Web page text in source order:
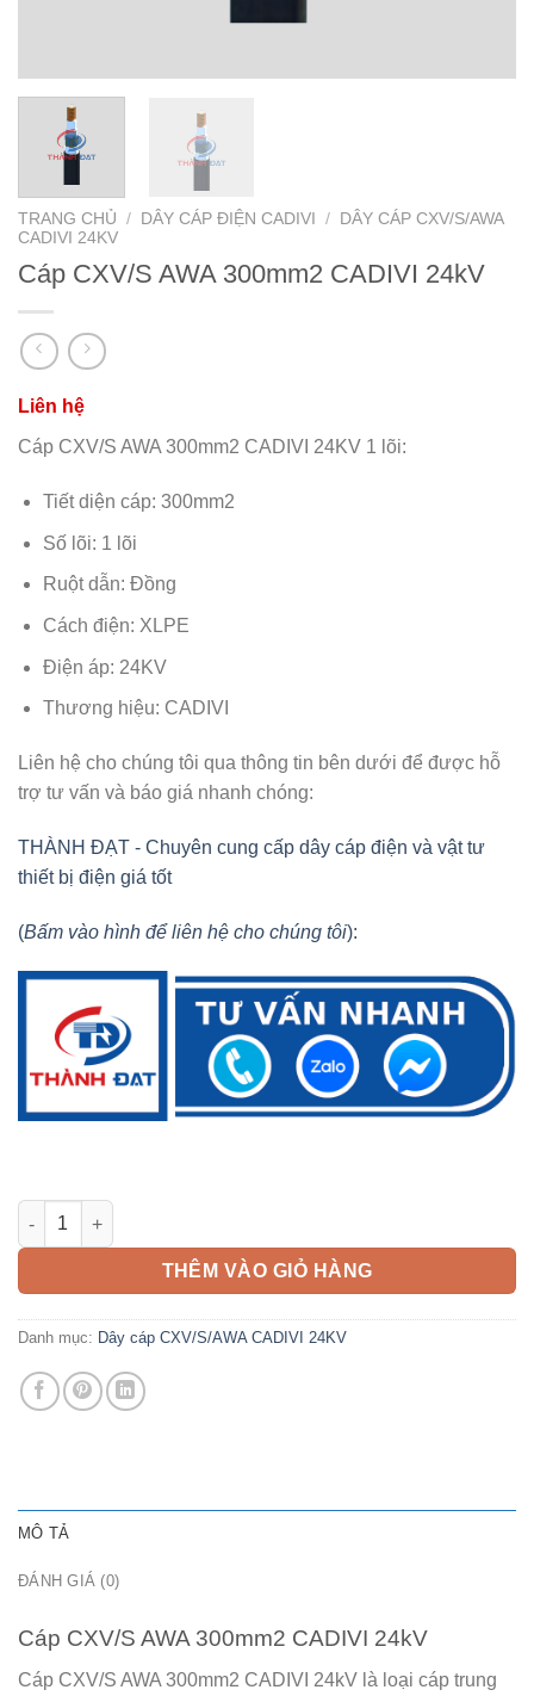
TRANG CHỦ / DÂY CÁP ĐIỆN CADIVI /
DÂY CÁP CXV/S/AWA
CADIVI 24KV
Cáp CXV/S AWA 300mm2 CADIVI 24kV
Cáp CXV/S AWA 300mm2 CADIVI 24KV 1 lõi:
Tiết diện cáp: 300mm2
Số lõi: 1 lõi
Ruột dẫn: Đồng
Cách điện: XLPE
Điện áp: 24KV
Thương hiệu: CADIVI
Liên hệ cho chúng tôi qua thông tin bên dưới để được hỗ
trợ tư vấn và báo giá nhanh chóng:
THÀNH ĐẠT - Chuyên cung cấp dây cáp điện và vật tư
thiết bị điện giá tốt
(Bấm vào hình để liên hệ cho chúng tôi):
Cáp CXV/S AWA 300mm2 CADIVI 24kV số lượng
THÊM VÀO GIỎ HÀNG
Danh mục: Dây cáp CXV/S/AWA CADIVI 24KV
MÔ TẢ
ĐÁNH GIÁ (0)
Cáp CXV/S AWA 300mm2 CADIVI 24kV
Cáp CXV/S AWA 300mm2 CADIVI 24kV là loại cáp trung